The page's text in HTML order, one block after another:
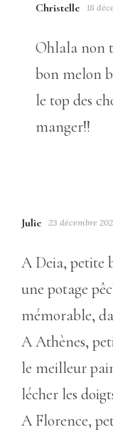
Christelle 18
Ohlala non
bon melon
le top des
manger!!
Julie 23 décembre
A Deia, petite
une potage
mémorable,
A Athènes,
le meilleur
lécher les
A Florence,